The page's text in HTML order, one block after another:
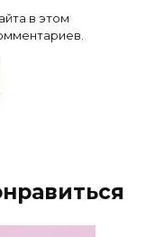
в этом